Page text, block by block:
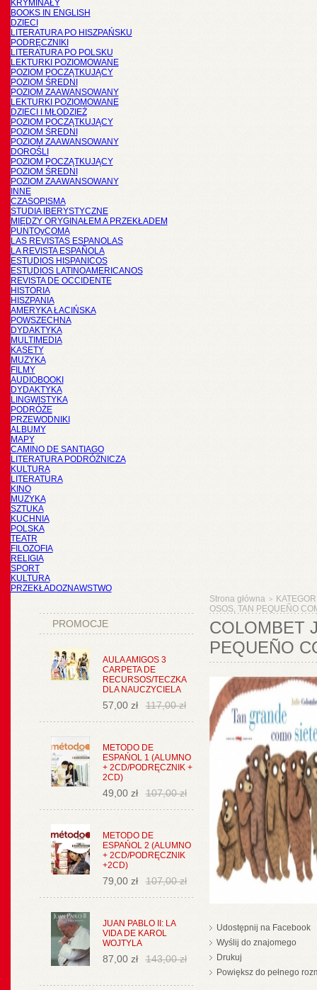
KRYMINAŁY
BOOKS IN ENGLISH
DZIECI
LITERATURA PO HISZPAŃSKU
PODRĘCZNIKI
LITERATURA PO POLSKU
LEKTURKI POZIOMOWANE
POZIOM POCZĄTKUJĄCY
POZIOM ŚREDNI
POZIOM ZAAWANSOWANY
LEKTURKI POZIOMOWANE
DZIECI I MŁODZIEŻ
POZIOM POCZĄTKUJĄCY
POZIOM ŚREDNI
POZIOM ZAAWANSOWANY
DOROŚLI
POZIOM POCZĄTKUJĄCY
POZIOM ŚREDNI
POZIOM ZAAWANSOWANY
INNE
CZASOPISMA
STUDIA IBERYSTYCZNE
MIĘDZY ORYGINAŁEM A PRZEKŁADEM
PUNTOyCOMA
LAS REVISTAS ESPANOLAS
LA REVISTA ESPAÑOLA
ESTUDIOS HISPANICOS
ESTUDIOS LATINOAMERICANOS
REVISTA DE OCCIDENTE
HISTORIA
HISZPANIA
AMERYKA ŁACIŃSKA
POWSZECHNA
DYDAKTYKA
MULTIMEDIA
KASETY
MUZYKA
FILMY
AUDIOBOOKI
DYDAKTYKA
LINGWISTYKA
PODRÓŻE
PRZEWODNIKI
ALBUMY
MAPY
CAMINO DE SANTIAGO
LITERATURA PODRÓŻNICZA
KULTURA
LITERATURA
KINO
MUZYKA
SZTUKA
KUCHNIA
POLSKA
TEATR
FILOZOFIA
RELIGIA
SPORT
KULTURA
PRZEKŁADOZNAWSTWO
PROMOCJE
AULA AMIGOS 3
CARPETA DE
RECURSOS/TECZKA
DLA NAUCZYCIELA
57,00 zł 117,00 zł
METODO DE
ESPAŃOL 1 (ALUMNO
+ 2CD/PODRĘCZNIK +
2CD)
49,00 zł 107,00 zł
METODO DE
ESPAŃOL 2 (ALUMNO
+ 2CD/PODRĘCZNIK
+2CD)
79,00 zł 107,00 zł
JUAN PABLO II: LA
VIDA DE KAROL
WOJTYLA
87,00 zł 143,00 zł
Strona główna >
OSOS, TAN PEQUEÑO
COLOMBET
PEQUEÑO
Udostępnij na Facebook
Wyślij do znajomego
Drukuj
Powiększ do pełnego